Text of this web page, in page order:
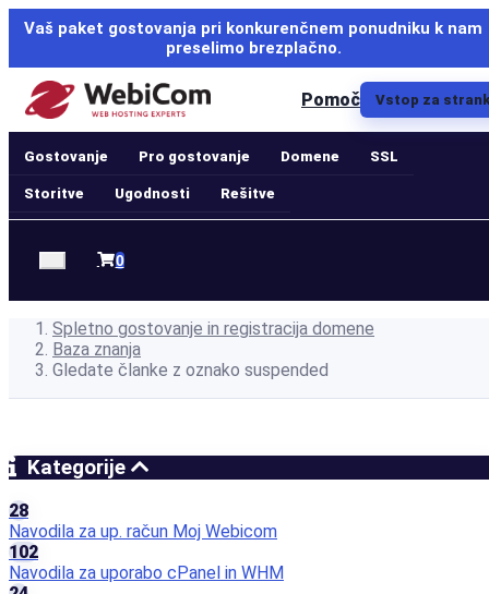
Vaš paket gostovanja pri konkurenčnem ponudniku k nam
preselimo brezplačno.
Pomoč Vstop za
Gostovanje Pro gostovanje Domene SSL
Storitve Ugodnosti Rešitve
0
Nakupovalna
Spletno gostovanje in registracija domene
Baza znanja
Gledate članke z oznako suspended
Kategorije
28
Navodila za up. račun Moj Webicom
102
Navodila za uporabo cPanel in WHM